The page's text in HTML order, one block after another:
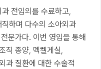
전임의를 수료하고,
하며 다수의 소아외과
문가다. 이번 영입을 통해
직 종양, 멕켈게실,
과 질환에 대한 수술적